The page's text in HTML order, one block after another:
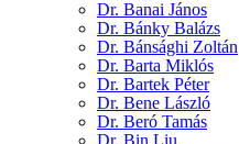
Dr. Banai János
Dr. Bánky Balázs
Dr. Bánsághi Zoltán
Dr. Barta Miklós
Dr. Bartek Péter
Dr. Bene László
Dr. Beró Tamás